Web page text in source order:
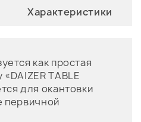
Характеристики
как простая
TABLE
для окантовки
первичной